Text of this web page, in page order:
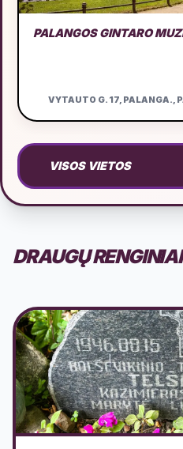
PALANGOS GINTARO
VYTAUTO G. 17, PALANGA.,
VISOS VIETOS
DRAUGŲ RENGINIAI